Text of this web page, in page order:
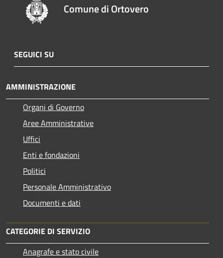
Comune di Ortovero
SEGUICI SU
AMMINISTRAZIONE
Organi di Governo
Aree Amministrative
Uffici
Enti e fondazioni
Politici
Personale Amministrativo
Documenti e dati
CATEGORIE DI SERVIZIO
Anagrafe e stato civile